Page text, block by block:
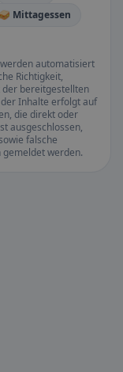
🥪 Mittagessen
automatisiert
Richtigkeit,
der bereitgestellten
Inhalte erfolgt auf
die direkt oder
ausgeschlossen,
falsche
werden.